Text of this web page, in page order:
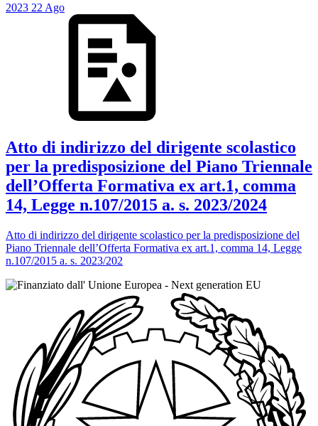
2023 22 Ago
Atto di indirizzo del dirigente scolastico
per la predisposizione del Piano Triennale
dell’Offerta Formativa ex art.1, comma
14, Legge n.107/2015 a. s. 2023/2024
Atto di indirizzo del dirigente scolastico per la predisposizione del
Piano Triennale dell’Offerta Formativa ex art.1, comma 14, Legge
n.107/2015 a. s. 2023/202